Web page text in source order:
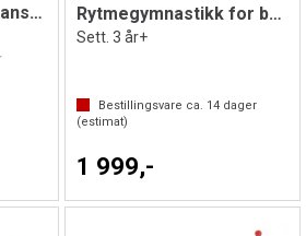
RG Køller til konkurranse | 44 cm
2.0 av 5 mulige
Rytmegymnastikk for barn
Sett. 3 år+
Bestillingsvare ca. 14dager
(estimat)
1 999,-